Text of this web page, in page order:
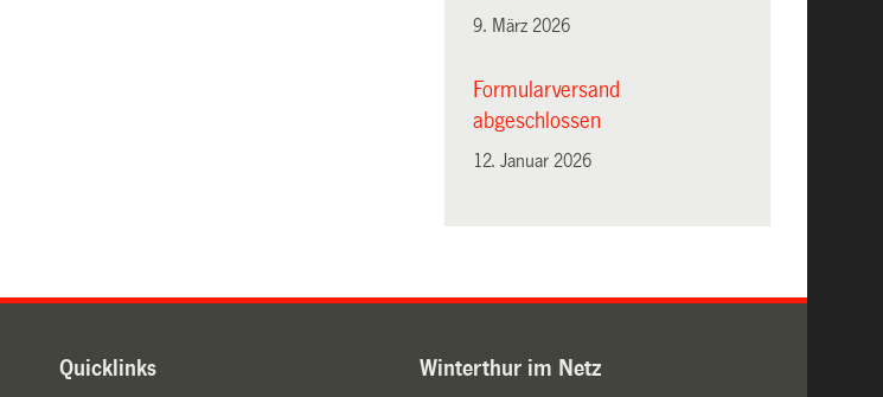
9. März 2026
Formularversand
abgeschlossen
12. Januar 2026
Quicklinks Winterthur im Netz